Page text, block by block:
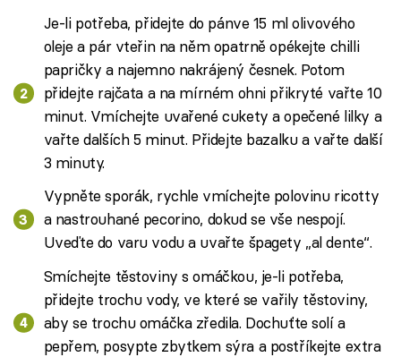
Je-li potřeba, přidejte do pánve 15 ml olivového
oleje a pár vteřin na něm opatrně opékejte chilli
papričky a najemno nakrájený česnek. Potom
přidejte rajčata a na mírném ohni přikryté vařte 10
minut. Vmíchejte uvařené cukety a opečené lilky a
vařte dalších 5 minut. Přidejte bazalku a vařte další
3 minuty.
Vypněte sporák, rychle vmíchejte polovinu ricotty
a nastrouhané pecorino, dokud se vše nespojí.
Uveďte do varu vodu a uvařte špagety „al dente“.
Smíchejte těstoviny s omáčkou, je-li potřeba,
přidejte trochu vody, ve které se vařily těstoviny,
aby se trochu omáčka zředila. Dochuťte solí a
pepřem, posypte zbytkem sýra a postříkejte extra